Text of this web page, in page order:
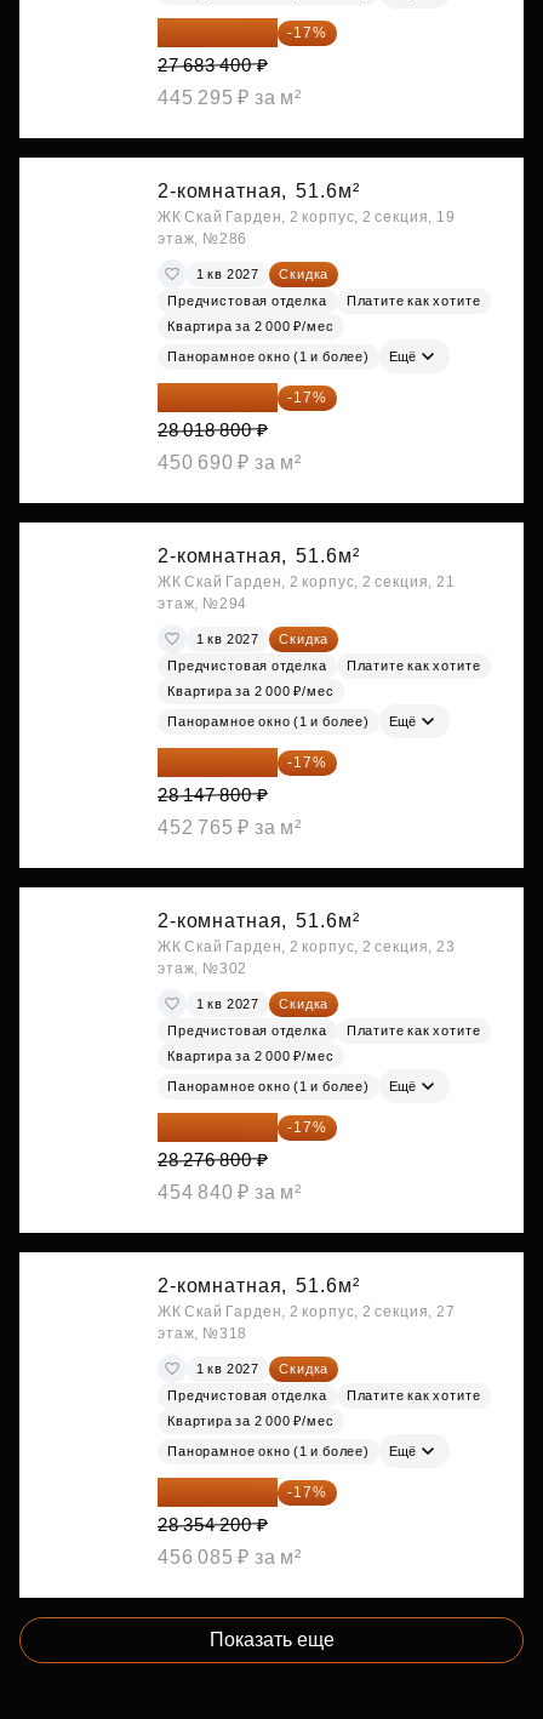
22 977 222 ₽ -17%
27 683 400 ₽
445 295 ₽ за м²
2-комнатная, 51.6м²
ЖК Скай Гарден, 2 корпус, 2 секция, 19
этаж, №286
1 кв 2027
Скидка
Предчистовая отделка
Платите как хотите
Квартира за 2 000 ₽/мес
Панорамное окно (1 и более) Ещё
23 255 604 ₽ -17%
28 018 800 ₽
450 690 ₽ за м²
2-комнатная, 51.6м²
ЖК Скай Гарден, 2 корпус, 2 секция, 21
этаж, №294
1 кв 2027
Скидка
Предчистовая отделка
Платите как хотите
Квартира за 2 000 ₽/мес
Панорамное окно (1 и более) Ещё
23 362 674 ₽ -17%
28 147 800 ₽
452 765 ₽ за м²
2-комнатная, 51.6м²
ЖК Скай Гарден, 2 корпус, 2 секция, 23
этаж, №302
1 кв 2027
Скидка
Предчистовая отделка
Платите как хотите
Квартира за 2 000 ₽/мес
Панорамное окно (1 и более) Ещё
23 469 744 ₽ -17%
28 276 800 ₽
454 840 ₽ за м²
2-комнатная, 51.6м²
ЖК Скай Гарден, 2 корпус, 2 секция, 27
этаж, №318
1 кв 2027
Скидка
Предчистовая отделка
Платите как хотите
Квартира за 2 000 ₽/мес
Панорамное окно (1 и более) Ещё
23 533 986 ₽ -17%
28 354 200 ₽
456 085 ₽ за м²
Показать еще